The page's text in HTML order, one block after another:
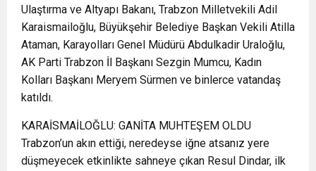
Ulaştırma ve Altyapı Bakanı, Trabzon Milletvekili Adil
Karaismailoğlu, Büyükşehir Belediye Başkan Vekili Atilla
Ataman, Karayolları Genel Müdürü Abdulkadir Uraloğlu,
AK Parti Trabzon İl Başkanı Sezgin Mumcu, Kadın
Kolları Başkanı Meryem Sürmen ve binlerce vatandaş
katıldı.
KARAİSMAİLOĞLU: GANİTA MUHTEŞEM OLDU
Trabzon’un akın ettiği, neredeyse iğne atsanız yere
düşmeyecek etkinlikte sahneye çıkan Resul Dindar, ilk